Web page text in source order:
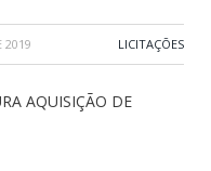
2019 LICITAÇÕES
AQUISIÇÃO DE